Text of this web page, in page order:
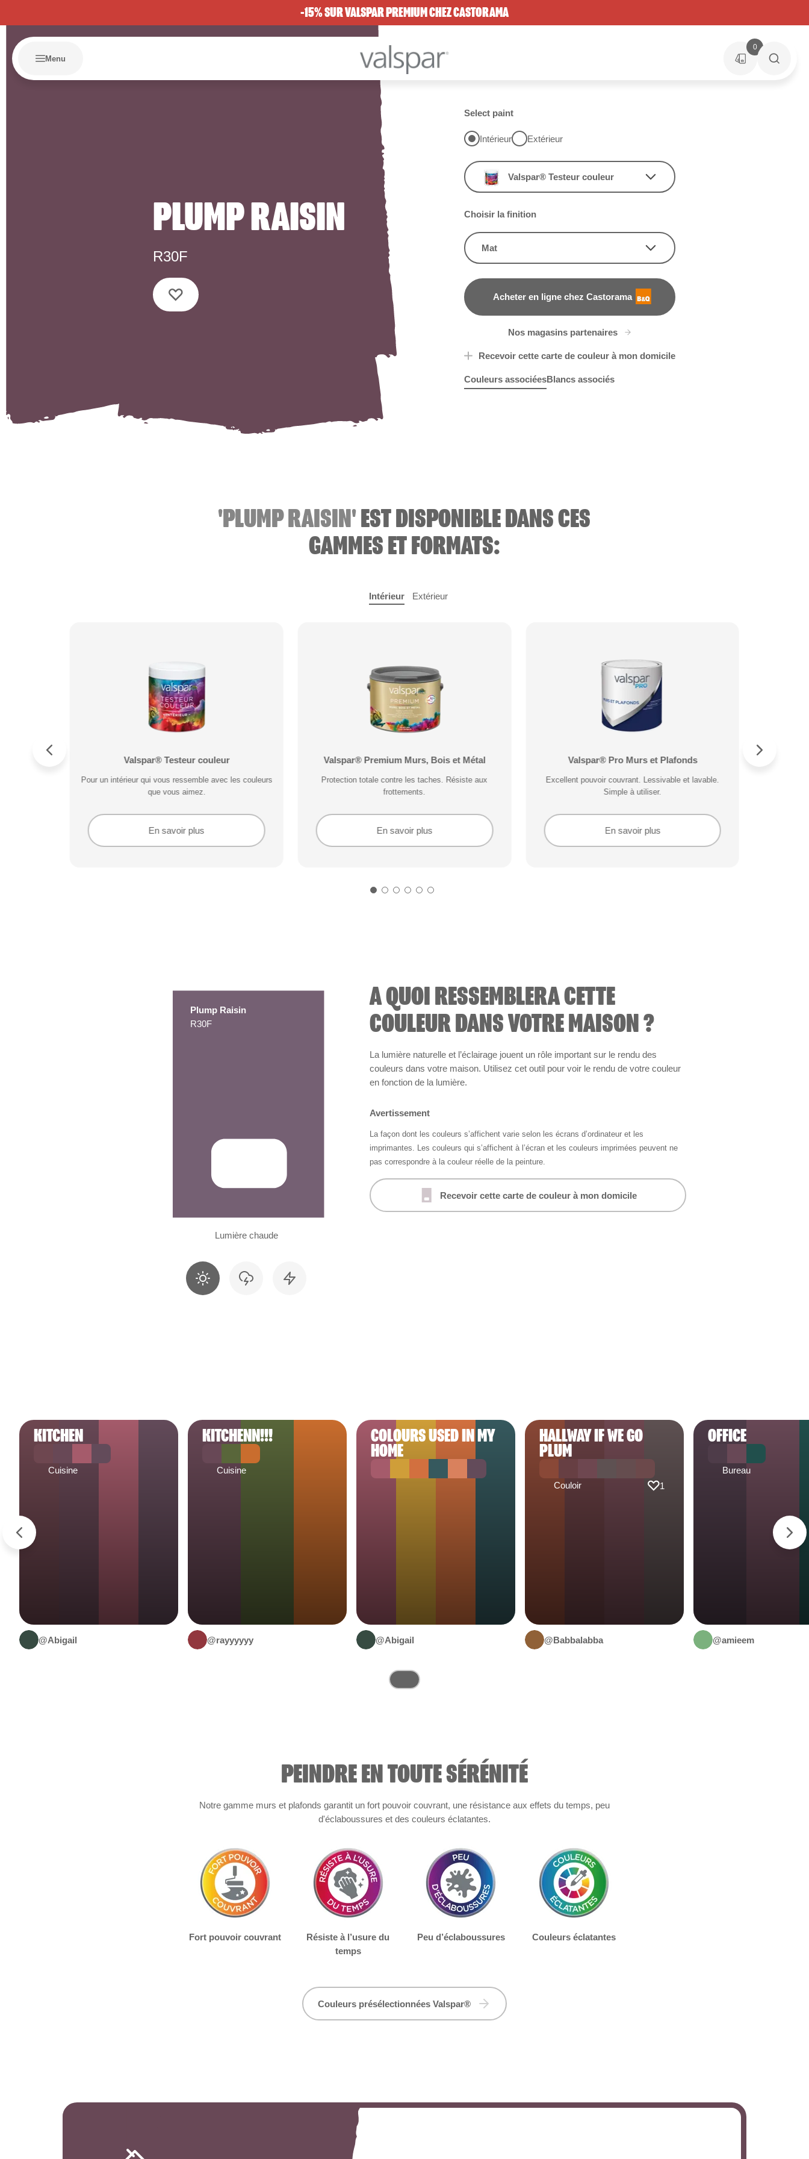
-15% SUR VALSPAR PREMIUM CHEZ CASTORAMA
Menu
0
PLUMP RAISIN
R30F
Select paint
Intérieur Extérieur
Valspar® Testeur couleur
Choisir la finition
Mat
Acheter en ligne chez Castorama
B&Q
Nos magasins partenaires
Recevoir cette carte de couleur à mon domicile
Couleurs associéesBlancs associés
'PLUMP RAISIN'EST DISPONIBLE DANS CES
GAMMES ET FORMATS:
Intérieur Extérieur
Valspar® Testeur couleur
Pour un intérieur qui vous ressemble avec les couleurs
que vous aimez.
En savoir plus
Valspar® Premium Murs, Bois et Métal
Protection totale contre les taches. Résiste aux
frottements.
En savoir plus
Valspar® Pro Murs et Plafonds
Excellent pouvoir couvrant. Lessivable et lavable.
Simple à utiliser.
En savoir plus
Valspar® Pro Extérieur Boiseries et Métal
Résiste aux fissures et à l’écaillage. Résiste aux
intempéries.
En savoir plus
Valspar® Pro Peinture Façade Toutes Saisons
Application idéale entre 2°C et 15°C de température
extérieure. Garantie 20 ans.
En savoir plus
Valspar® Pro Peinture Façade
Microporeuse et respirante. Résiste à la pluie 30
minutes après application.
En savoir plus
Plump Raisin
R30F
Lumière chaude
A QUOI RESSEMBLERA CETTE
COULEUR DANS VOTRE MAISON ?
La lumière naturelle et l’éclairage jouent un rôle important sur le rendu des
couleurs dans votre maison. Utilisez cet outil pour voir le rendu de votre couleur
en fonction de la lumière.
Avertissement
La façon dont les couleurs s’affichent varie selon les écrans d’ordinateur et les
imprimantes. Les couleurs qui s’affichent à l’écran et les couleurs imprimées peuvent ne
pas correspondre à la couleur réelle de la peinture.
Recevoir cette carte de couleur à mon domicile
KITCHEN
Cuisine
@Abigail
KITCHENN!!!
Cuisine
@rayyyyyy
COLOURS USED IN MY
HOME
@Abigail
HALLWAY IF WE GO
PLUM
Couloir 1
@Babbalabba
OFFICE
Bureau
@amieem
PEINDRE EN TOUTE SÉRÉNITÉ
Notre gamme murs et plafonds garantit un fort pouvoir couvrant, une résistance aux effets du temps, peu
d'éclaboussures et des couleurs éclatantes.
Fort pouvoir couvrant
Résiste à l’usure du
temps
Peu d’éclaboussures Couleurs éclatantes
Couleurs présélectionnées Valspar®